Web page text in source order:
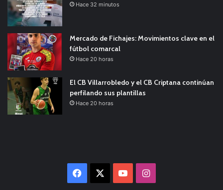
Hace 32 minutos
Mercado de Fichajes: Movimientos clave en el
fútbol comarcal
Hace 20 horas
El CB Villarrobledo y el CB Criptana continúan
perfilando sus plantillas
Hace 20 horas
Facebook YouTubeInstagram